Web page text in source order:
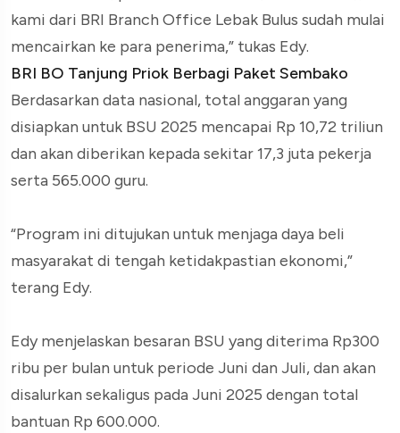
kami dari BRI Branch Office Lebak Bulus sudah mulai
mencairkan ke para penerima,” tukas Edy.
BRI BO Tanjung Priok Berbagi Paket Sembako
Berdasarkan data nasional, total anggaran yang
disiapkan untuk BSU 2025 mencapai Rp 10,72 triliun
dan akan diberikan kepada sekitar 17,3 juta pekerja
serta 565.000 guru.
“Program ini ditujukan untuk menjaga daya beli
masyarakat di tengah ketidakpastian ekonomi,”
terang Edy.
Edy menjelaskan besaran BSU yang diterima Rp300
ribu per bulan untuk periode Juni dan Juli, dan akan
disalurkan sekaligus pada Juni 2025 dengan total
bantuan Rp 600.000.